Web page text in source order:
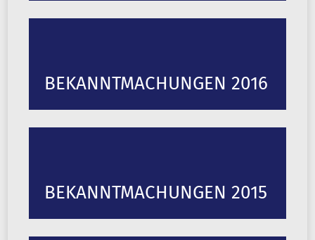
BEKANNTMACHUNGEN 2016
BEKANNTMACHUNGEN 2015